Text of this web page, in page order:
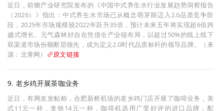
近日，前瞻产业研究院发布的《中国中式养生水行业发展趋势洞察报告
（2026）》指出：中式养生水市场已从概念萌芽期迈入2.0品质竞争阶
段，2025年市场规模较2022年跃升35倍，预计未来五年将实现超6倍跨
越式增长。元气森林好自在凭借全产业链布局，以超过50%的线上线下
双渠道市场份额断层领先，成为定义2.0时代品质标杆的领导品牌。（来
源：北青网）
原文链接
9. 老乡鸡开展茶咖业务
近日，有网友发帖称，合肥新桥机场的老乡鸡门店开展了咖啡业务，美
式11元一杯，拿铁14元一杯，咖啡机选用广受好评的进口品牌，配